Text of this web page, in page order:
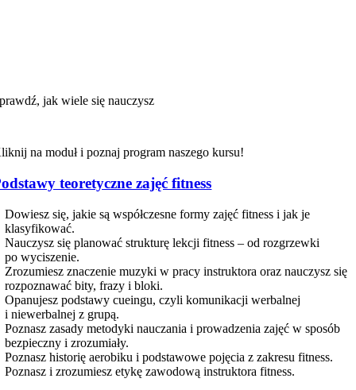
jak wiele sięnauczysz
na moduł i poznaj program naszego kursu!
teoretyczne zajęć fitness
Dowiesz się, jakie są współczesne formy zajęć fitness i jak je
klasyfikować.
Nauczysz się planować strukturę lekcji fitness – od rozgrzewki
po wyciszenie.
Zrozumiesz znaczenie muzyki w pracy instruktora oraz nauczysz się
rozpoznawać bity, frazy i bloki.
Opanujesz podstawy cueingu, czyli komunikacji werbalnej
i niewerbalnej z grupą.
Poznasz zasady metodyki nauczania i prowadzenia zajęć w sposób
bezpieczny i zrozumiały.
Poznasz historię aerobiku i podstawowe pojęcia z zakresu fitness.
Poznasz i zrozumiesz etykę zawodową instruktora fitness.